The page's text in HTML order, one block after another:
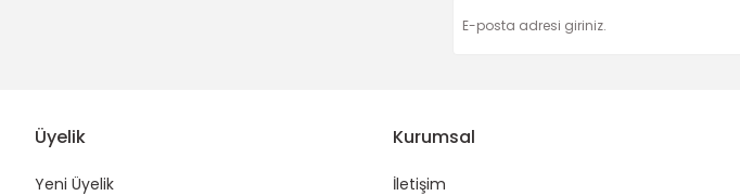
Üyelik
Yeni Üyelik
Kurumsal
İletişim